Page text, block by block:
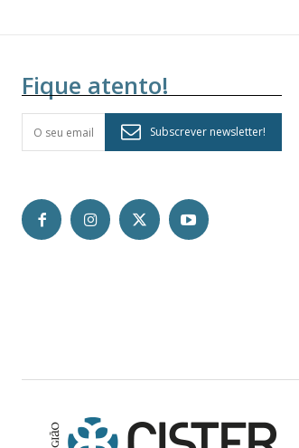
Fique atento!
Subscrever newsletter!